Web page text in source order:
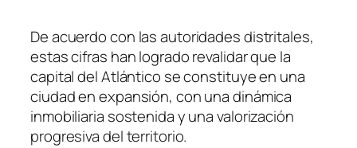
De acuerdo con las autoridades distritales,
estas cifras han logrado revalidar que la
capital del Atlántico se constituye en una
ciudad en expansión, con una dinámica
inmobiliaria sostenida y una valorización
progresiva del territorio.